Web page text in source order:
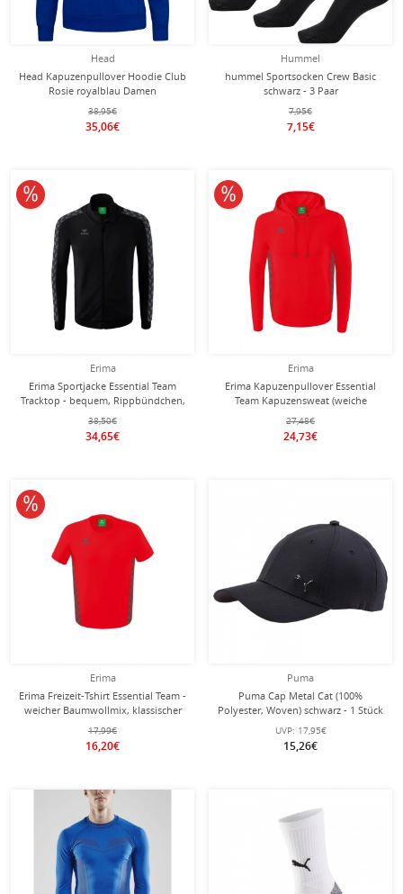
Head
Head Kapuzenpullover Hoodie Club
Rosie royalblau Damen
38,95€
35,06€
Hummel
hummel Sportsocken Crew Basic
schwarz - 3 Paar
7,95€
7,15€
Erima
Erima Sportjacke Essential Team
Tracktop - bequem, Rippbündchen,
Seitentaschen - schwarz/grau Herren
38,50€
34,65€
10% reduziert
Erima
Erima Kapuzenpullover Essential
Team Kapuzensweat (weiche
Baumwolle, Rippbündchen)
rot/grau Herren
27,48€
24,73€
10% reduziert
Erima
Erima Freizeit-Tshirt Essential Team -
weicher Baumwollmix, klassischer
Schnitt - rot/grau Herren
17,99€
16,20€
10% reduziert
Puma
Puma Cap Metal Cat (100%
Polyester, Woven) schwarz - 1 Stück
UVP: 17,95€
15,26€